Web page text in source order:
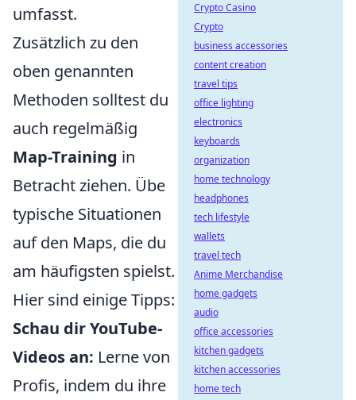
umfasst.
Zusätzlich zu den
oben genannten
Methoden solltest du
auch regelmäßig
Map-Training in
Betracht ziehen. Übe
typische Situationen
auf den Maps, die du
am häufigsten spielst.
Hier sind einige Tipps:
Schau dir YouTube-
Videos an: Lerne von
Profis, indem du ihre
Crypto Casino
Crypto
business accessories
content creation
travel tips
office lighting
electronics
keyboards
organization
home technology
headphones
tech lifestyle
wallets
travel tech
Anime Merchandise
home gadgets
audio
office accessories
kitchen gadgets
kitchen accessories
home tech